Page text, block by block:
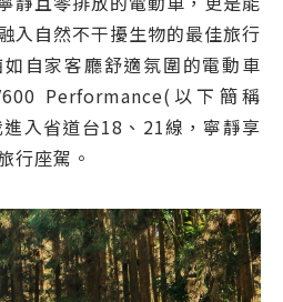
入自然不干擾生物的最佳旅行
自家客廳舒適氛圍的電動車
Performance(以下簡稱
入省道台18、21線，寧靜享
行座駕。